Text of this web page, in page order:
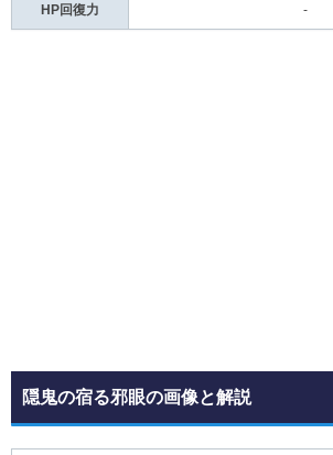
HP回復力 -
隠鬼の宿る邪眼の画像と解説